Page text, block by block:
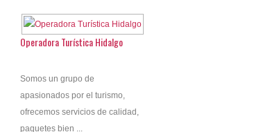
Operadora Turística Hidalgo
Somos un grupo de
apasionados por el turismo,
ofrecemos servicios de calidad,
paquetes bien ...